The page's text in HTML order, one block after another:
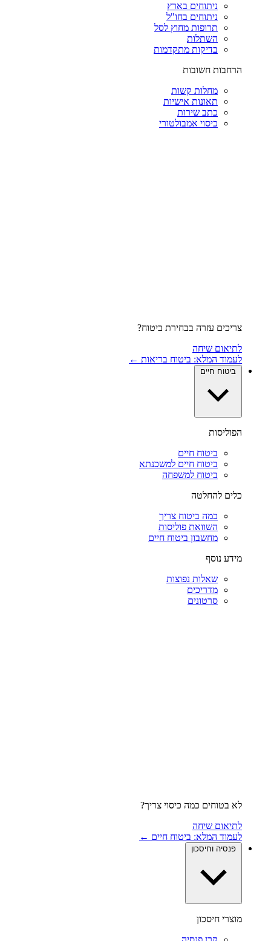
ניתוחים בארץ
ניתוחים בחו"ל
תרופות מחוץ לסל
השתלות
בדיקות מתקדמות
הרחבות חשובות
מחלות קשות
תאונות אישיות
כתב שירות
כיסוי אמבולטורי
צריכים עזרה בבחירת ביטוח?
לתיאום שיחה
לעמוד המלא: ביטוח בריאות ←
ביטוח חיים
הפוליסות
ביטוח חיים
ביטוח חיים למשכנתא
ביטוח למשפחה
כלים להחלטה
כמה ביטוח צריך
השוואת פוליסות
מחשבון ביטוח חיים
מידע נוסף
שאלות נפוצות
מדריכים
סרטונים
לא בטוחים כמה כיסוי צריך?
לתיאום שיחה
לעמוד המלא: ביטוח חיים ←
פנסיה וחיסכון
מוצרי חיסכון